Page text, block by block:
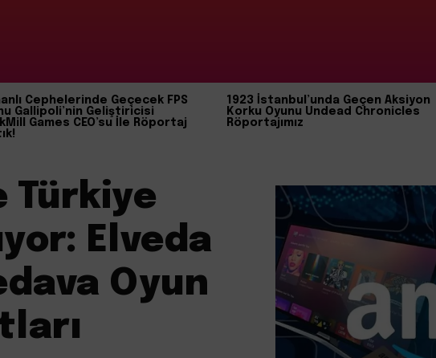
Cephelerinde Geçecek FPS
Gallipoli’nin Geliştiricisi
Games CEO’su İle Röportaj
1923 İstanbul’unda Geçen Aksiyon
Korku Oyunu Undead Chronicles
Röportajımız
Türkiye
Elveda
Oyun